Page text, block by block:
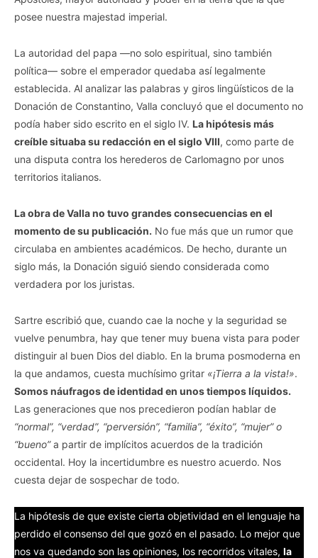
posee nuestra majestad imperial.
La autoridad del papa —no solo espiritual, sino también
política— sobre el emperador quedaba así legalmente
establecida. Al analizar las palabras y giros lingüísticos de la
Donación de Constantino, Valla concluyó que el documento no
podía haber sido escrito en el siglo IV. La hipótesis más
creíble situaba su redacción en el siglo VIII, como parte de
una disputa contra los herederos de Carlomagno por unos
territorios italianos.
La obra de Valla no tuvo grandes consecuencias en el
momento de su publicación. No fue más que un rumor que
circulaba en ambientes académicos. De hecho, durante un
siglo más, la Donación siguió siendo considerada como
verdadera por los juristas.
Sartre escribió que, cuando cae la noche y la seguridad se
vuelve penumbra, hay que tener muy buena vista para poder
distinguir al buen Dios del diablo. En la bruma posmoderna en
la que andamos, cuesta muchísimo gritar «¡Tierra a la vista!».
Somos náufragos de identidad en unos tiempos líquidos.
Las generaciones que nos precedieron podían hablar de
“normal”, “verdad”, “perversión”, “familia”, “éxito”, “mujer” o
“bueno”a partir de implícitos acuerdos de la tradición
occidental. Hoy la incertidumbre es nuestro acuerdo. Nos
cuesta dejar de sospechar de todo.
La hipótesis de que existe cierta objetividad en el lenguaje ha
perdido el consenso del que gozó en el pasado. Lo mejor que
nos va quedando son las opiniones, los recorridos vitales, la